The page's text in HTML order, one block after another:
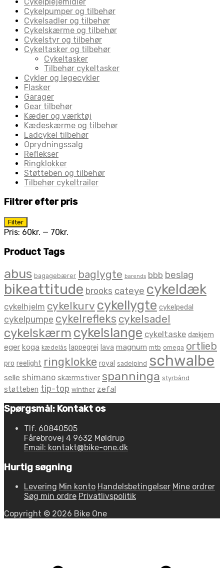
Cykelpumper og tilbehør
Cykelsadler og tilbehør
Cykelskærme og tilbehør
Cykelstyr og tilbehør
Cykeltasker og tilbehør
Cykeltasker
Tilbehør cykeltasker
Cykler og legecykler
Flasker
Garager
Gear tilbehør
Kæder og værktøj
Kædeskærme og tilbehør
Ladcykel tilbehør
Oprydningssalg
Reflekser
Ringklokker
Støtteben og tilbehør
Tilbehør cykeltrailer
Filtrer efter pris
Mindste
pris
Højeste
pris
Filter
Pris: 60kr. — 70kr.
Product Tags
abus bagagebærer baglygte barends bbb beslag
bikeattitude brooks cateye cykeldæk
cykelhjelm cykelkurv cykellygte cykelpedal
cykelpumpe cykelrefleks cykelsadel
cykelskærm cykelslange cykeltaske dækjern
eger koga kædelås lappegrej lava magnum mtb omega ortlieb
pro reelight ringklokke royal sadelpind schwalbe
selle shimano skærmstiver spanninga styrbånd
støtteben tip-top winther zefal
Spørgsmål: Kontakt os
Tlf. 60840505
Fårebrovej 4 9632 Møldrup
Email: kontakt@bike-one.dk
Hurtig søgning
Levering Min konto Handelsbetingelser Mine ordrer
Søg min ordre Privatlivspolitik
Copyright © 2026 Bike One